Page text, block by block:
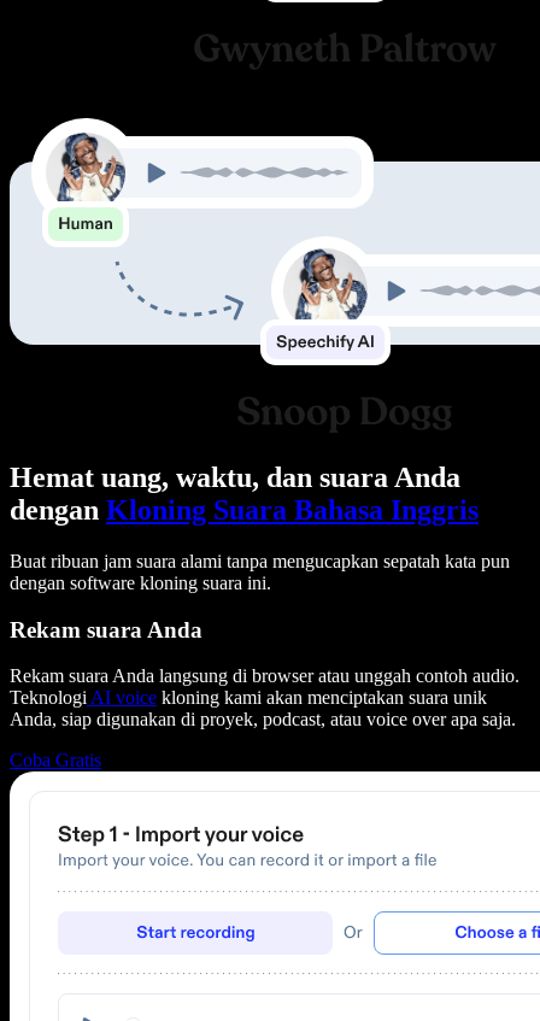
Hemat uang, waktu, dan suara Anda
dengan Kloning Suara Bahasa Inggris
Buat ribuan jam suara alami tanpa mengucapkan sepatah kata pun
dengan software kloning suara ini.
Rekam suara Anda
Rekam suara Anda langsung di browser atau unggah contoh audio.
TeknologiAI voice kloning kami akan menciptakan suara unik
Anda, siap digunakan di proyek, podcast, atau voice over apa saja.
Coba Gratis